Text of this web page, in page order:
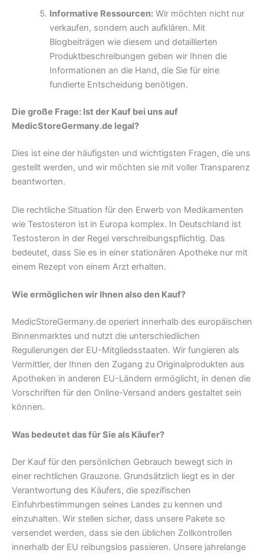
Informative Ressourcen:Wir möchten nicht nur
verkaufen, sondern auch aufklären. Mit
Blogbeiträgen wie diesem und detaillierten
Produktbeschreibungen geben wir Ihnen die
Informationen an die Hand, die Sie für eine
fundierte Entscheidung benötigen.
Die große Frage: Ist der Kauf bei uns auf
MedicStoreGermany.de legal?
Dies ist eine der häufigsten und wichtigsten Fragen, die uns
gestellt werden, und wir möchten sie mit voller Transparenz
beantworten.
Die rechtliche Situation für den Erwerb von Medikamenten
wie Testosteron ist in Europa komplex. In Deutschland ist
Testosteron in der Regel verschreibungspflichtig. Das
bedeutet, dass Sie es in einer stationären Apotheke nur mit
einem Rezept von einem Arzt erhalten.
Wie ermöglichen wir Ihnen also den Kauf?
MedicStoreGermany.de operiert innerhalb des europäischen
Binnenmarktes und nutzt die unterschiedlichen
Regulierungen der EU-Mitgliedsstaaten. Wir fungieren als
Vermittler, der Ihnen den Zugang zu Originalprodukten aus
Apotheken in anderen EU-Ländern ermöglicht, in denen die
Vorschriften für den Online-Versand anders gestaltet sein
können.
Was bedeutet das für Sie als Käufer?
Der Kauf für den persönlichen Gebrauch bewegt sich in
einer rechtlichen Grauzone. Grundsätzlich liegt es in der
Verantwortung des Käufers, die spezifischen
Einfuhrbestimmungen seines Landes zu kennen und
einzuhalten. Wir stellen sicher, dass unsere Pakete so
versendet werden, dass sie den üblichen Zollkontrollen
innerhalb der EU reibungslos passieren. Unsere jahrelange